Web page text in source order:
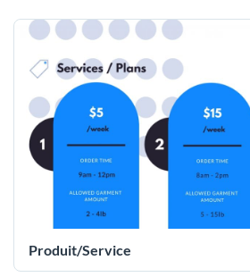
Produit/Service